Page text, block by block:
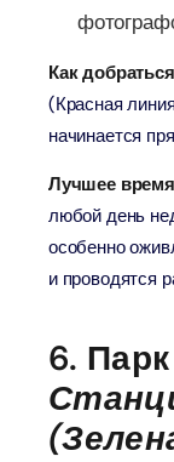
Как
(Красная
начинается
Лучшее
любой день
особенно
и проводятся
6.